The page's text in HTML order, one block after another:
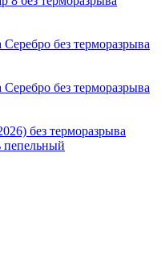
без терморазрыва
без терморазрыва
без терморазрыва
пепельный